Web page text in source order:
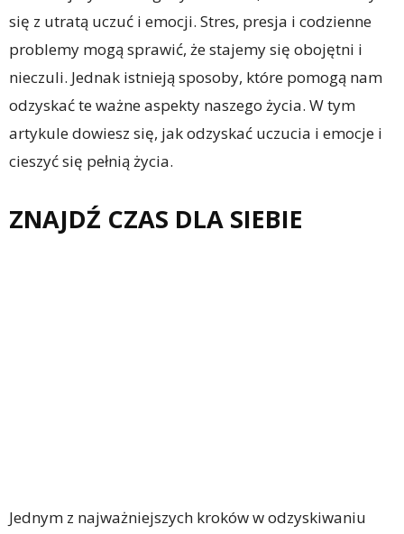
się z utratą uczuć i emocji. Stres, presja i codzienne
problemy mogą sprawić, że stajemy się obojętni i
nieczuli. Jednak istnieją sposoby, które pomogą nam
odzyskać te ważne aspekty naszego życia. W tym
artykule dowiesz się, jak odzyskać uczucia i emocje i
cieszyć się pełnią życia.
ZNAJDŹ CZAS DLA SIEBIE
Jednym z najważniejszych kroków w odzyskiwaniu